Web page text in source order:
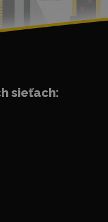
sieťach: